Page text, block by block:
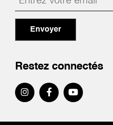
Envoyer
Restez connectés